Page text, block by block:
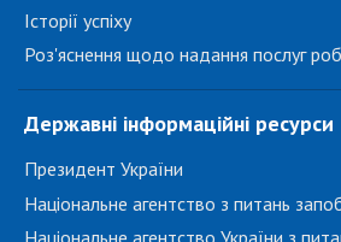
Історії успіху
Роз'яснення щодо надання послуг
Державні інформаційні ресурси
Президент України
Національне агентство з питань